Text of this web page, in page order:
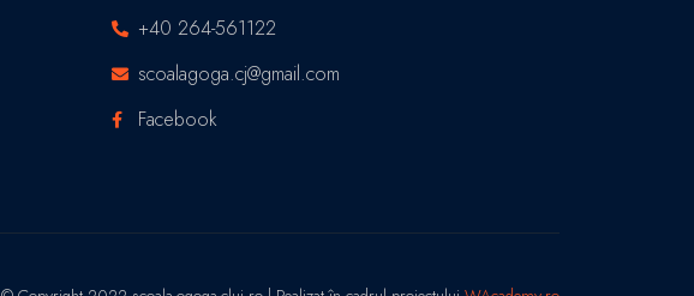
+40 264-561122
scoalagoga.cj@gmail.com
Facebook